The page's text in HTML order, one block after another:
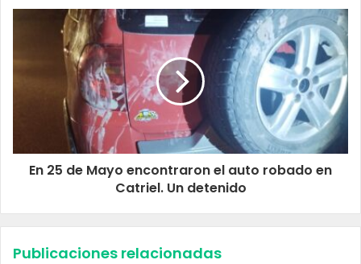
En 25 de Mayo encontraron el auto robado en
Catriel. Un detenido
Publicaciones relacionadas